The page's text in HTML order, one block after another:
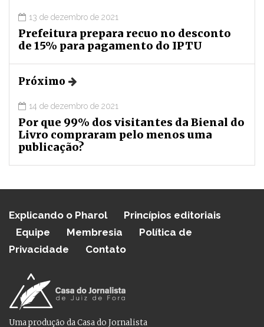
13 de dezembro de 2021
Prefeitura prepara recuo no desconto
de 15% para pagamento do IPTU
Próximo
14 de dezembro de 2021
Por que 99% dos visitantes da Bienal do
Livro compraram pelo menos uma
publicação?
Explicando o Pharol
Princípios editoriais
Equipe
Membresia
Política de
Privacidade
Contato
Uma produção da Casa do Jornalista